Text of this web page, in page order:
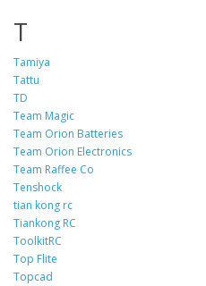
T
Tamiya
Tattu
TD
Team Magic
Team Orion Batteries
Team Orion Electronics
Team Raffee Co
Tenshock
tian kong rc
Tiankong RC
ToolkitRC
Top Flite
Topcad